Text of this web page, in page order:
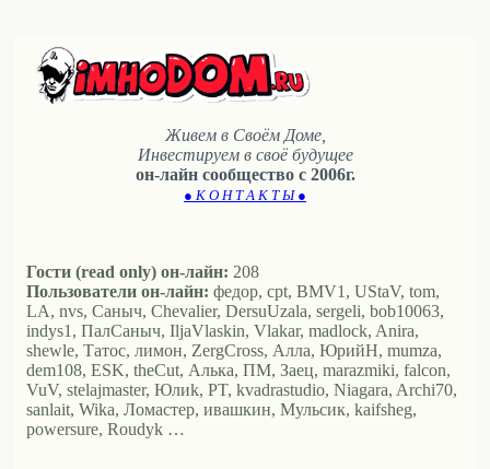
Живем в Своём Доме,
Инвестируем в своё будущее
он-лайн сообщество с 2006г.
● К О Н Т А К Т Ы ●
Гости (read only) он-лайн: 208
Пользователи он-лайн: федор, cpt, BMV1, UStaV, tom,
LA, nvs, Саныч, Chevalier, DersuUzala, sergeli, bob10063,
indys1, ПалСаныч, IljaVlaskin, Vlakar, madlock, Anira,
shewle, Татос, лимон, ZergCross, Алла, ЮрийН, mumza,
dem108, ESK, theCut, Алька, ПМ, Заец, marazmiki, falcon,
VuV, stelajmaster, Юлиk, PT, kvadrastudio, Niagara, Archi70,
sanlait, Wika, Ломастер, ивашкин, Мульсик, kaifsheg,
powersure, Roudyk …